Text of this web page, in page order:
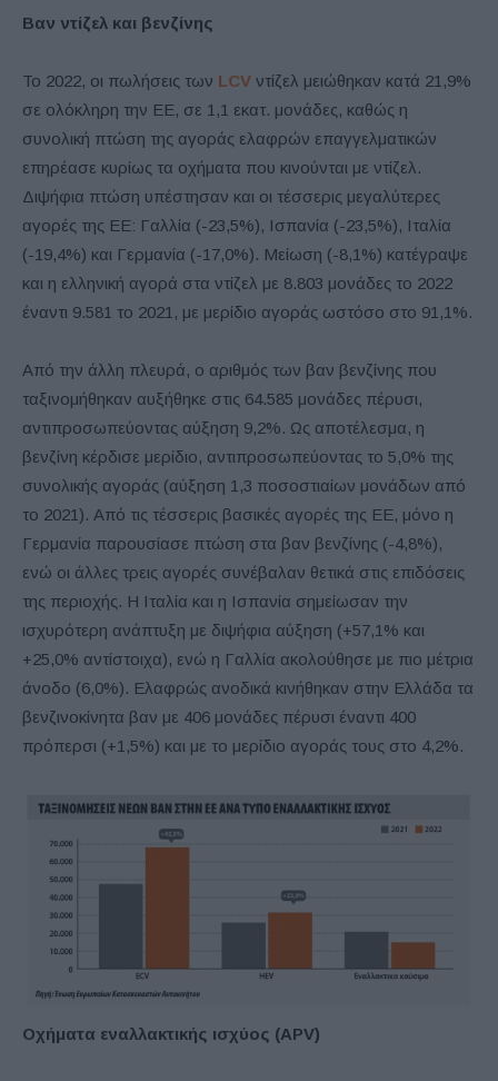
Βαν ντίζελ και βενζίνης
Το 2022, οι πωλήσεις των LCV ντίζελ μειώθηκαν κατά 21,9%
σε ολόκληρη την ΕΕ, σε 1,1 εκατ. μονάδες, καθώς η
συνολική πτώση της αγοράς ελαφρών επαγγελματικών
επηρέασε κυρίως τα οχήματα που κινούνται με ντίζελ.
Διψήφια πτώση υπέστησαν και οι τέσσερις μεγαλύτερες
αγορές της ΕΕ: Γαλλία (-23,5%), Ισπανία (-23,5%), Ιταλία
(-19,4%) και Γερμανία (-17,0%). Μείωση (-8,1%) κατέγραψε
και η ελληνική αγορά στα ντίζελ με 8.803 μονάδες το 2022
έναντι 9.581 το 2021, με μερίδιο αγοράς ωστόσο στο 91,1%.
Από την άλλη πλευρά, ο αριθμός των βαν βενζίνης που
ταξινομήθηκαν αυξήθηκε στις 64.585 μονάδες πέρυσι,
αντιπροσωπεύοντας αύξηση 9,2%. Ως αποτέλεσμα, η
βενζίνη κέρδισε μερίδιο, αντιπροσωπεύοντας το 5,0% της
συνολικής αγοράς (αύξηση 1,3 ποσοστιαίων μονάδων από
το 2021). Από τις τέσσερις βασικές αγορές της ΕΕ, μόνο η
Γερμανία παρουσίασε πτώση στα βαν βενζίνης (-4,8%),
ενώ οι άλλες τρεις αγορές συνέβαλαν θετικά στις επιδόσεις
της περιοχής. Η Ιταλία και η Ισπανία σημείωσαν την
ισχυρότερη ανάπτυξη με διψήφια αύξηση (+57,1% και
+25,0% αντίστοιχα), ενώ η Γαλλία ακολούθησε με πιο μέτρια
άνοδο (6,0%). Ελαφρώς ανοδικά κινήθηκαν στην Ελλάδα τα
βενζινοκίνητα βαν με 406 μονάδες πέρυσι έναντι 400
πρόπερσι (+1,5%) και με το μερίδιο αγοράς τους στο 4,2%.
Οχήματα εναλλακτικής ισχύος (APV)